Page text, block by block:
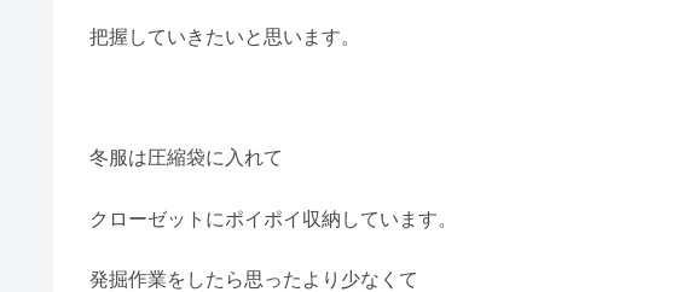
把握していきたいと思います。
冬服は圧縮袋に入れて
クローゼットにポイポイ収納しています。
発掘作業をしたら思ったより少なくて